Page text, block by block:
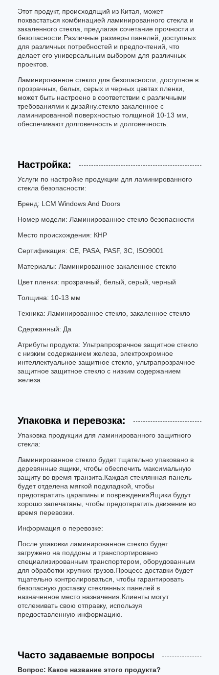
Этот продукт, происходящий из Китая, может
похвастаться комбинацией ламинированного стекла и
закаленного стекла, предлагая сочетание прочности и
безопасности.Различные размеры панелей, доступных
для различных потребностей и предпочтений, что
делает его универсальным выбором для различных
проектов.
Ламинированное стекло для безопасности, доступное в
прозрачных, белых, серых и черных цветах пленки,
может быть настроено в соответствии с различными
требованиями к дизайну.стекло закаленное с
ламинированной поверхностью толщиной 10-13 мм,
обеспечивают долговечность и долговечность.
Настройка:
Услуги по настройке продукции для ламинированного
стекла безопасности:
Бренд: LCM Windows And Doors
Номер модели: Ламинированное стекло безопасности
Место происхождения: КНР
Сертификация: CE, PASA, PASF, 3C, ISO9001
Материалы: Ламинированное закаленное стекло
Цвет пленки: прозрачный, белый, серый, черный
Толщина: 10-13 мм
Техника: Ламинированное стекло, закаленное стекло
Сдержанный: Да
Атрибуты продукта: Ультрапрозрачное защитное стекло
с низким содержанием железа, электрохромное
интеллектуальное защитное стекло, ультрапрозрачное
защитное защитное стекло с низким содержанием
железа
Упаковка и перевозка:
Упаковка продукции для ламинированного защитного
стекла:
Ламинированное стекло будет тщательно упаковано в
деревянные ящики, чтобы обеспечить максимальную
защиту во время транзита.Каждая стеклянная панель
будет отделена мягкой подкладкой, чтобы
предотвратить царапины и поврежденияЯщики будут
хорошо запечатаны, чтобы предотвратить движение во
время перевозки.
Информация о перевозке:
После упаковки ламинированное стекло будет
загружено на поддоны и транспортировано
специализированным транспортером, оборудованным
для обработки хрупких грузов.Процесс доставки будет
тщательно контролироваться, чтобы гарантировать
безопасную доставку стеклянных панелей в
назначенное место назначения.Клиенты могут
отслеживать свою отправку, используя
предоставленную информацию.
Часто задаваемые вопросы
Вопрос: Какое название этого продукта?